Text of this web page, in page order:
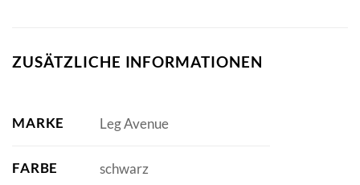
ZUSÄTZLICHE INFORMATIONEN
MARKE Leg Avenue
FARBE schwarz